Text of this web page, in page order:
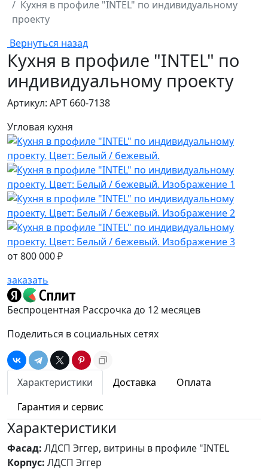
Кухня в профиле "INTEL" по индивидуальному
проекту
Вернуться назад
Кухня в профиле "INTEL" по
индивидуальному проекту
Артикул: АРТ 660-7138
Угловая кухня
от800 000 ₽
заказать
Беспроцентная Рассрочка до 12 месяцев
Поделиться в социальных сетях
Характеристики Доставка
Оплата
Гарантия и сервис
Характеристики
Фасад: ЛДСП Эггер, витрины в профиле "INTEL
Корпус: ЛДСП Эггер